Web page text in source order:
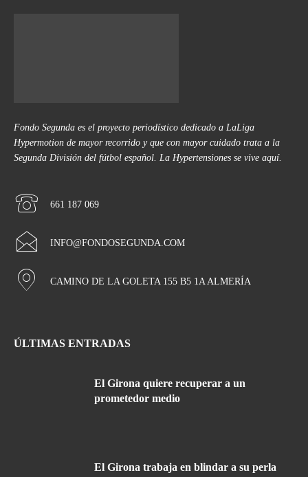
Fondo Segunda es el proyecto periodístico dedicado a LaLiga
Hypermotion de mayor recorrido y que con mayor cuidado trata a la
Segunda División del fútbol español. La Hypertensiones se vive aquí.
661 187 069
INFO@FONDOSEGUNDA.COM
CAMINO DE LA GOLETA 155 B5 1A ALMERÍA
ÚLTIMAS ENTRADAS
El Girona quiere recuperar a un
prometedor medio
El Girona trabaja en blindar a su perla